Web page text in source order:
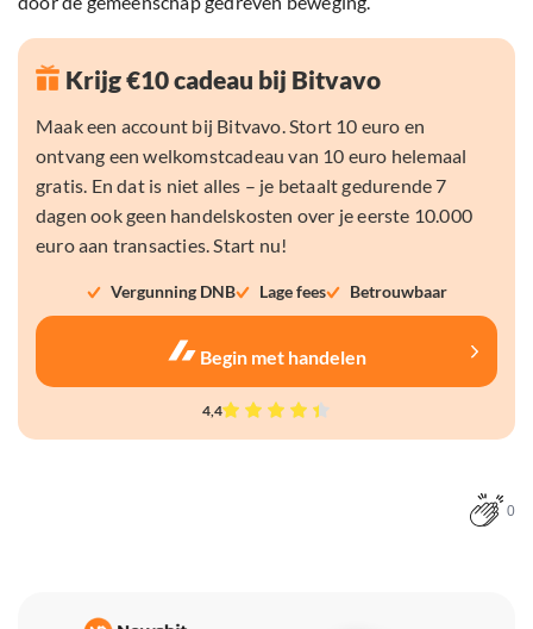
Krijg €10 cadeau bij Bitvavo
Maak een account bij Bitvavo. Stort 10 euro en
ontvang een welkomstcadeau van 10 euro helemaal
gratis. En dat is niet alles – je betaalt gedurende 7
dagen ook geen handelskosten over je eerste 10.000
euro aan transacties. Start nu!
Begin met handelen
4,4
Vergunning DNB Lage fees Betrouwbaar
0